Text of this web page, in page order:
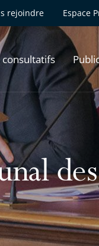
rejoindre Espace
consultatifs